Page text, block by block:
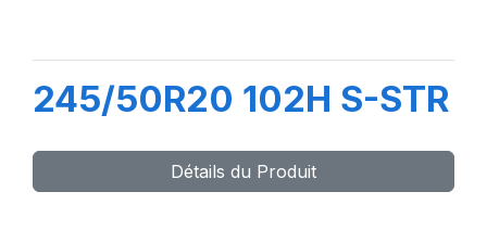
245/50R20 102H S-STR
Détails du Produit